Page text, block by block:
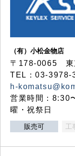
（有）小松金物店
〒178-0065 東
TEL：03-3978-
h-
営業時間：8:30
曜・祝祭日
販売可 工